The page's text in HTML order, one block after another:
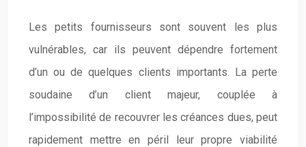
Les petits fournisseurs sont souvent les plus
vulnérables, car ils peuvent dépendre fortement
d’un ou de quelques clients importants. La perte
soudaine d’un client majeur, couplée à
l’impossibilité de recouvrer les créances dues, peut
rapidement mettre en péril leur propre viabilité